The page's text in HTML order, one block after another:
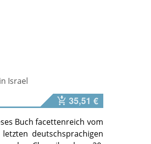
Israel
35,51 €
Buch facettenreich vom
deutschsprachigen